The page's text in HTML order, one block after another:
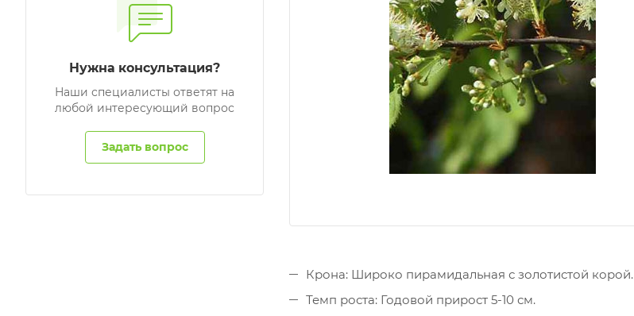
Крона: Широко пирамидальная с золотистой корой.
Темп роста: Годовой прирост 5-10 см.
Нужна консультация?
Наши специалисты ответят на
любой интересующий вопрос
Задать вопрос